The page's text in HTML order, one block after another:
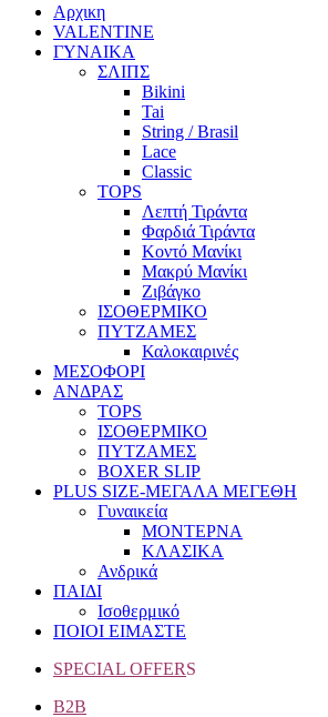
Αρχικη
VALENTINE
ΓΥΝΑΙΚΑ
ΣΛΙΠΣ
Bikini
Tai
String / Brasil
Lace
Classic
TOPS
Λεπτή Τιράντα
Φαρδιά Τιράντα
Κοντό Μανίκι
Μακρύ Μανίκι
Ζιβάγκο
ΙΣΟΘΕΡΜΙΚΟ
ΠΥΤΖΑΜΕΣ
Καλοκαιρινές
ΜΕΣΟΦΟΡΙ
ΑΝΔΡΑΣ
TOPS
ΙΣΟΘΕΡΜΙΚΟ
ΠΥΤΖΑΜΕΣ
BOXER SLIP
PLUS SIZE-ΜΕΓΑΛΑ ΜΕΓΕΘΗ
Γυναικεία
ΜΟΝΤΕΡΝΑ
ΚΛΑΣΙΚΑ
Ανδρικά
ΠΑΙΔΙ
Ισοθερμικό
ΠΟΙΟΙ ΕΙΜΑΣΤΕ
SPECIAL OFFERS
B2B